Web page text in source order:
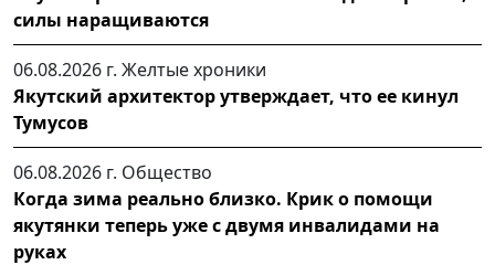
силы наращиваются
06.08.2026 г. Желтые хроники
Якутский архитектор утверждает, что ее кинул
Тумусов
06.08.2026 г. Общество
Когда зима реально близко. Крик о помощи
якутянки теперь уже с двумя инвалидами на
руках